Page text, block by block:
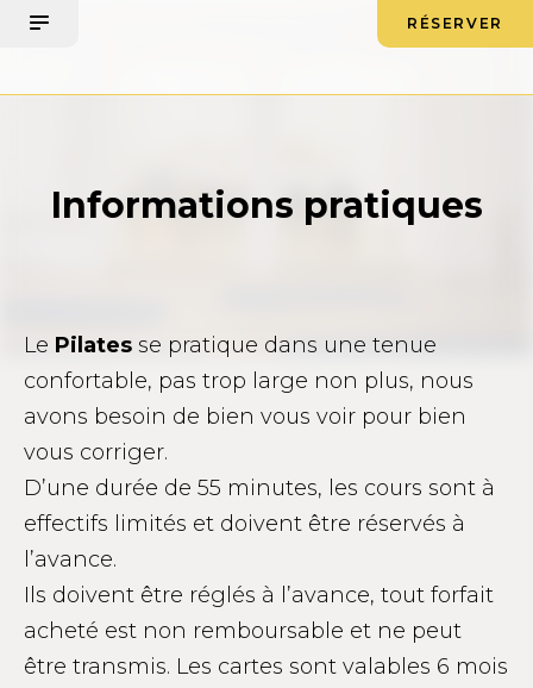
RÉSERVER
Informations pratiques
Le Pilates se pratique dans une tenue
confortable, pas trop large non plus, nous
avons besoin de bien vous voir pour bien
vous corriger.
D’une durée de 55 minutes, les cours sont à
effectifs limités et doivent être réservés à
l’avance.
Ils doivent être réglés à l’avance, tout forfait
acheté est non remboursable et ne peut
être transmis. Les cartes sont valables 6 mois